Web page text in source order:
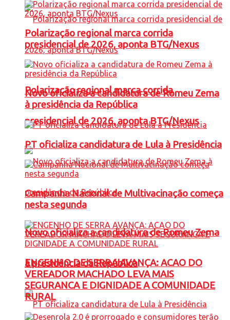
Polarização regional marca corrida
presidencial de 2026, aponta BTG/Nexus
Novo oficializa a candidatura de Romeu Zema
à presidência da República
Polarização regional marca corrida
presidencial de 2026, aponta BTG/Nexus
Novo oficializa a candidatura de Romeu Zema
à presidência da República
PT oficializa candidatura de Lula à Presidência
Campanha Nacional de Multivacinação começa
nesta segunda
ENGENHO DE SERRA AVANÇA: ACAO DO
VEREADOR MACHADO LEVA MAIS
SEGURANCA E DIGNIDADE A COMUNIDADE
RURAL